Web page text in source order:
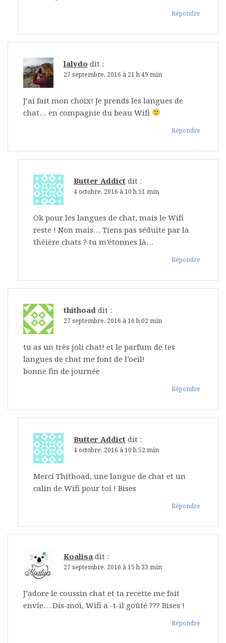
Répondre
lalydo dit :
27 septembre, 2016 à 21 h 49 min
J’ai fait mon choix! Je prends les langues de
chat… en compagnie du beau Wifi
Répondre
Butter Addict dit :
4 octobre, 2016 à 10 h 51 min
Ok pour les langues de chat, mais le Wifi
reste ! Non mais… Tiens pas séduite par la
théière chats ? tu m’étonnes là…
Répondre
thithoad dit :
27 septembre, 2016 à 16 h 02 min
tu as un très joli chat! et le parfum de tes
langues de chat me font de l’oeil!
bonne fin de journée
Répondre
Butter Addict dit :
4 octobre, 2016 à 10 h 52 min
Merci Thithoad, une langue de chat et un
calin de Wifi pour toi ! Bises
Répondre
Koalisa dit :
27 septembre, 2016 à 15 h 33 min
J’adore le coussin chat et ta recette me fait
envie… Dis-moi, Wifi a -t-il goûté ??? Bises !
Répondre